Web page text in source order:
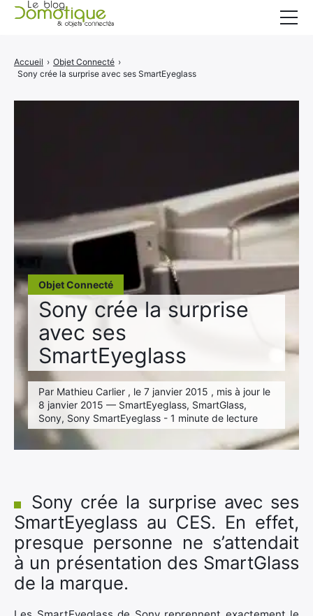
Objet Connecté
Sony crée la surprise
avec ses
SmartEyeglass
Par Mathieu Carlier , le 7 janvier 2015 , mis à jour le
8 janvier 2015 — SmartEyeglass, SmartGlass,
Sony, Sony SmartEyeglass - 1 minute de lecture
Accueil › Objet Connecté ›
Sony crée la surprise avec ses SmartEyeglass
Sony crée la surprise avec ses
SmartEyeglass au CES. En effet,
presque personne ne s’attendait
à un présentation des SmartGlass
de la marque.
Catégories